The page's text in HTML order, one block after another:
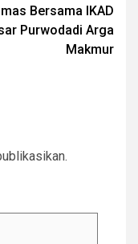
Bersama IKAD
Purwodadi Arga
Makmur